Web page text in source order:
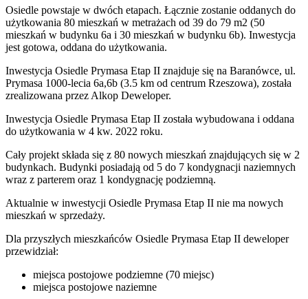
Osiedle powstaje w dwóch etapach. Łącznie zostanie oddanych do
użytkowania 80 mieszkań w metrażach od 39 do 79 m2 (50
mieszkań w budynku 6a i 30 mieszkań w budynku 6b). Inwestycja
jest gotowa, oddana do użytkowania.
Inwestycja Osiedle Prymasa Etap II znajduje się na Baranówce, ul.
Prymasa 1000-lecia 6a,6b (3.5 km od centrum Rzeszowa), została
zrealizowana przez Alkop Deweloper.
Inwestycja Osiedle Prymasa Etap II została wybudowana i oddana
do użytkowania w 4 kw. 2022 roku.
Cały projekt składa się z 80 nowych mieszkań znajdujących się w 2
budynkach. Budynki posiadają od 5 do 7 kondygnacji naziemnych
wraz z parterem oraz 1 kondygnację podziemną.
Aktualnie w inwestycji Osiedle Prymasa Etap II nie ma nowych
mieszkań w sprzedaży.
Dla przyszłych mieszkańców Osiedle Prymasa Etap II deweloper
przewidział:
miejsca postojowe podziemne (70 miejsc)
miejsca postojowe naziemne